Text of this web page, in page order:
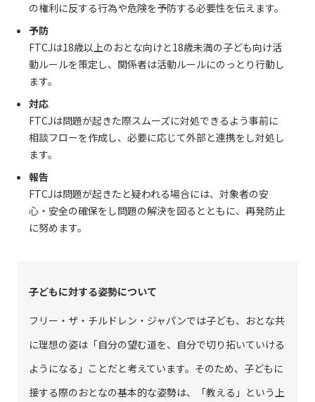
の権利に反する行為や危険を予防する必要性を伝えます。
予防
FTCJは18歳以上のおとな向けと18歳未満の子ども向け活
動ルールを策定し、関係者は活動ルールにのっとり行動し
ます。
対応
FTCJは問題が起きた際スムーズに対処できるよう事前に
相談フローを作成し、必要に応じて外部と連携をし対処し
ます。
報告
FTCJは問題が起きたと疑われる場合には、対象者の安
心・安全の確保をし問題の解決を図るとともに、再発防止
に努めます。
子どもに対する姿勢について
フリー・ザ・チルドレン・ジャパンでは子ども、おとな共
に理想の姿は「自分の望む道を、自分で切り拓いていける
ようになる」ことだと考えています。そのため、子どもに
接する際のおとなの基本的な姿勢は、「教える」という上